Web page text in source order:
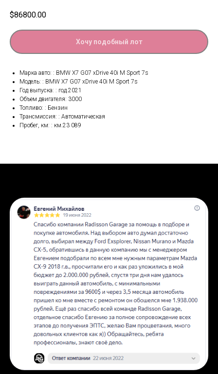
$86800.00
Хочу подобный лот
Марка авто: : BMW X7 G07 xDrive 40i M Sport 7s
Модель: : BMW X7 G07 xDrive 40i M Sport 7s
Год выпуска: : год.2021
Объем двигателя: 3000
Топливо: : Бензин
Трансмиссия: : Автоматическая
Пробег, км: : км.23 089